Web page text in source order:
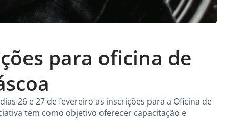
para oficina de
26 e 27 de fevereiro as inscrições para a Oficina de
tem como objetivo oferecer capacitação e